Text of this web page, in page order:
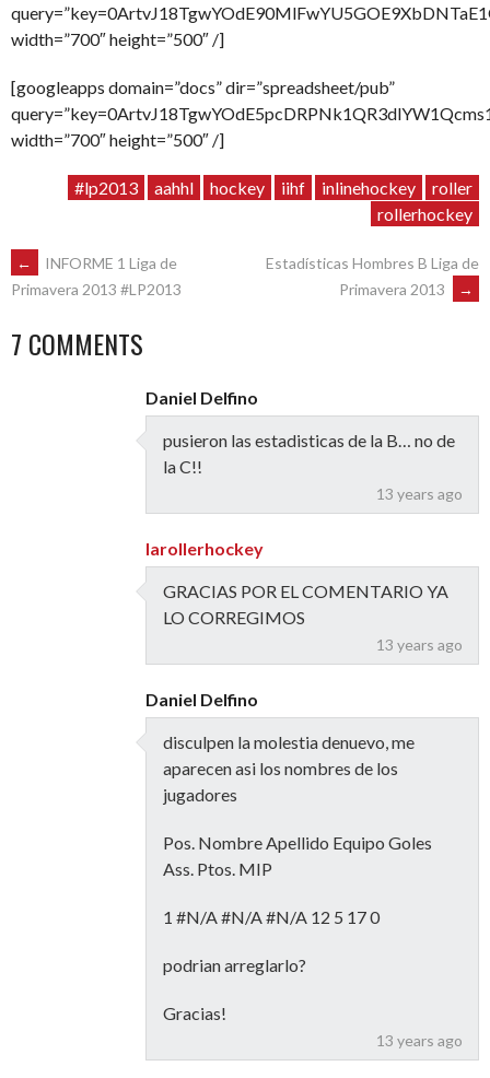
width=”700″ height=”500″ /]
[googleapps domain=”docs” dir=”spreadsheet/pub”
width=”700″ height=”500″ /]
#lp2013 aahhl hockey iihf inlinehockey
roller
rollerhockey
POST
NAVIGATION
←
INFORME 1 Liga de
Primavera 2013 #LP2013
Estadísticas Hombres B Liga de
Primavera 2013
→
7 COMMENTS
Daniel Delfino
13 years ago
pusieron las estadisticas de la B… no de
la C!!
larollerhockey
13 years ago
GRACIAS POR EL COMENTARIO YA
LO CORREGIMOS
Daniel Delfino
13 years ago
disculpen la molestia denuevo, me
aparecen asi los nombres de los
jugadores
Pos. Nombre Apellido Equipo Goles
Ass. Ptos. MIP
1 #N/A #N/A #N/A 12 5 17 0
podrian arreglarlo?
Gracias!